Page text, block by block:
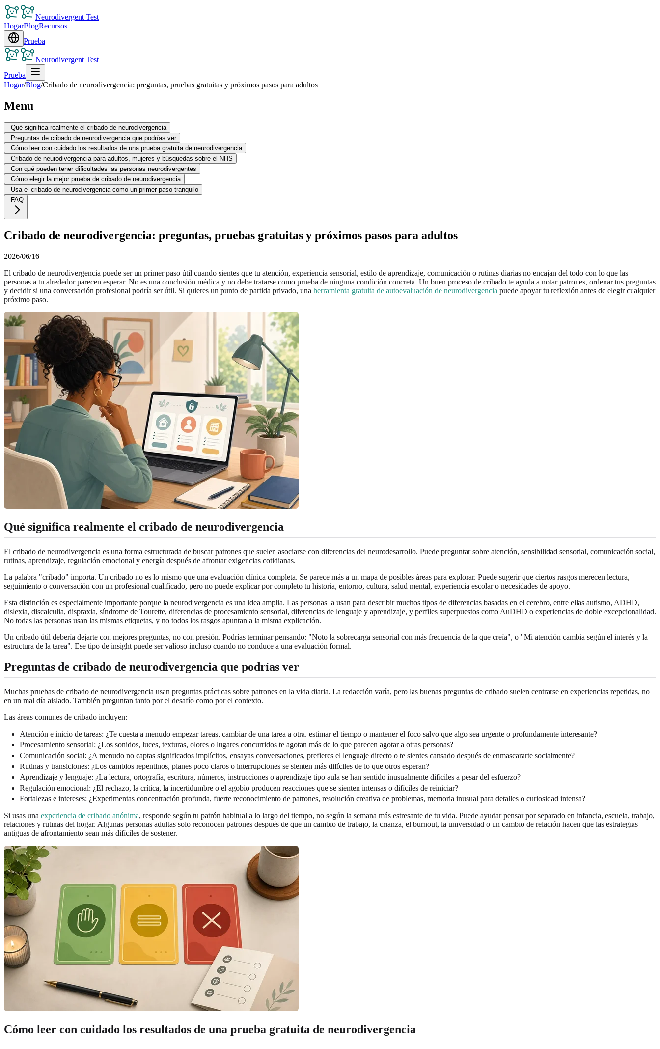
Neurodivergent Test
HogarBlogRecursos
Prueba
Neurodivergent Test
Prueba
Hogar/Blog/Cribado de neurodivergencia: preguntas, pruebas gratuitas y próximos pasos para adultos
Menu
Qué significa realmente el cribado de neurodivergencia
Preguntas de cribado de neurodivergencia que podrías ver
Cómo leer con cuidado los resultados de una prueba gratuita de neurodivergencia
Cribado de neurodivergencia para adultos, mujeres y búsquedas sobre el NHS
Con qué pueden tener dificultades las personas neurodivergentes
Cómo elegir la mejor prueba de cribado de neurodivergencia
Usa el cribado de neurodivergencia como un primer paso tranquilo
FAQ
Cribado de neurodivergencia: preguntas, pruebas gratuitas y próximos pasos para adultos
2026/06/16
El cribado de neurodivergencia puede ser un primer paso útil cuando sientes que tu atención, experiencia sensorial, estilo de aprendizaje, comunicación o rutinas diarias no encajan del todo con lo que las
personas a tu alrededor parecen esperar. No es una conclusión médica y no debe tratarse como prueba de ninguna condición concreta. Un buen proceso de cribado te ayuda a notar patrones, ordenar tus preguntas
y decidir si una conversación profesional podría ser útil. Si quieres un punto de partida privado, una herramienta gratuita de autoevaluación de neurodivergencia puede apoyar tu reflexión antes de elegir cualquier
próximo paso.
Qué significa realmente el cribado de neurodivergencia
El cribado de neurodivergencia es una forma estructurada de buscar patrones que suelen asociarse con diferencias del neurodesarrollo. Puede preguntar sobre atención, sensibilidad sensorial, comunicación social,
rutinas, aprendizaje, regulación emocional y energía después de afrontar exigencias cotidianas.
La palabra "cribado" importa. Un cribado no es lo mismo que una evaluación clínica completa. Se parece más a un mapa de posibles áreas para explorar. Puede sugerir que ciertos rasgos merecen lectura,
seguimiento o conversación con un profesional cualificado, pero no puede explicar por completo tu historia, entorno, cultura, salud mental, experiencia escolar o necesidades de apoyo.
Esta distinción es especialmente importante porque la neurodivergencia es una idea amplia. Las personas la usan para describir muchos tipos de diferencias basadas en el cerebro, entre ellas autismo, ADHD,
dislexia, discalculia, dispraxia, síndrome de Tourette, diferencias de procesamiento sensorial, diferencias de lenguaje y aprendizaje, y perfiles superpuestos como AuDHD o experiencias de doble excepcionalidad.
No todas las personas usan las mismas etiquetas, y no todos los rasgos apuntan a la misma explicación.
Un cribado útil debería dejarte con mejores preguntas, no con presión. Podrías terminar pensando: "Noto la sobrecarga sensorial con más frecuencia de la que creía", o "Mi atención cambia según el interés y la
estructura de la tarea". Ese tipo de insight puede ser valioso incluso cuando no conduce a una evaluación formal.
Preguntas de cribado de neurodivergencia que podrías ver
Muchas pruebas de cribado de neurodivergencia usan preguntas prácticas sobre patrones en la vida diaria. La redacción varía, pero las buenas preguntas de cribado suelen centrarse en experiencias repetidas, no
en un mal día aislado. También preguntan tanto por el desafío como por el contexto.
Las áreas comunes de cribado incluyen:
Atención e inicio de tareas: ¿Te cuesta a menudo empezar tareas, cambiar de una tarea a otra, estimar el tiempo o mantener el foco salvo que algo sea urgente o profundamente interesante?
Procesamiento sensorial: ¿Los sonidos, luces, texturas, olores o lugares concurridos te agotan más de lo que parecen agotar a otras personas?
Comunicación social: ¿A menudo no captas significados implícitos, ensayas conversaciones, prefieres el lenguaje directo o te sientes cansado después de enmascararte socialmente?
Rutinas y transiciones: ¿Los cambios repentinos, planes poco claros o interrupciones se sienten más difíciles de lo que otros esperan?
Aprendizaje y lenguaje: ¿La lectura, ortografía, escritura, números, instrucciones o aprendizaje tipo aula se han sentido inusualmente difíciles a pesar del esfuerzo?
Regulación emocional: ¿El rechazo, la crítica, la incertidumbre o el agobio producen reacciones que se sienten intensas o difíciles de reiniciar?
Fortalezas e intereses: ¿Experimentas concentración profunda, fuerte reconocimiento de patrones, resolución creativa de problemas, memoria inusual para detalles o curiosidad intensa?
Si usas una experiencia de cribado anónima, responde según tu patrón habitual a lo largo del tiempo, no según la semana más estresante de tu vida. Puede ayudar pensar por separado en infancia, escuela, trabajo,
relaciones y rutinas del hogar. Algunas personas adultas solo reconocen patrones después de que un cambio de trabajo, la crianza, el burnout, la universidad o un cambio de relación hacen que las estrategias
antiguas de afrontamiento sean más difíciles de sostener.
Cómo leer con cuidado los resultados de una prueba gratuita de neurodivergencia